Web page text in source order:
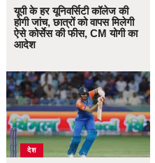
यूपी के हर यूनिवर्सिटी कॉलेज की
होगी जांच, छात्रों को वापस मिलेगी
ऐसे कोर्सेस की फीस, CM योगी का
आदेश
देश